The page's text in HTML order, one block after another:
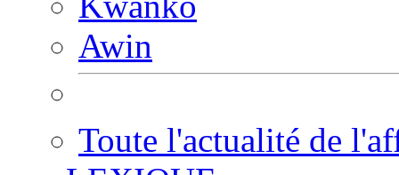
Awin
Toute l'actualité de